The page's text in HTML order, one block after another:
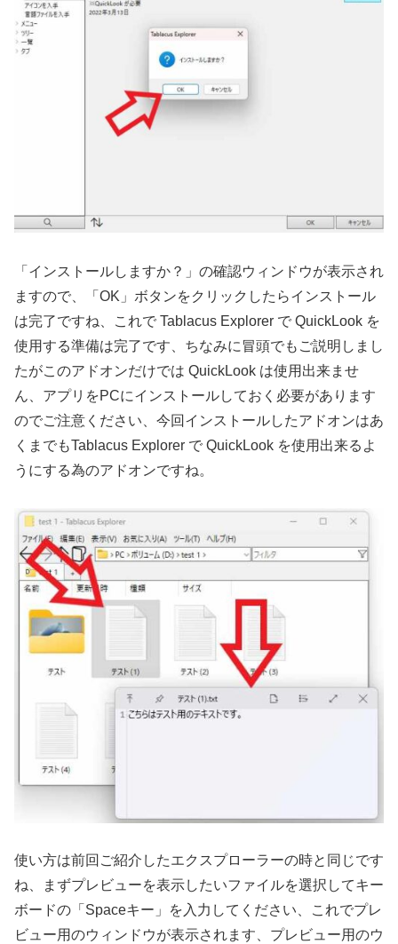
「インストールしますか？」の確認ウィンドウが表示され
ますので、「OK」ボタンをクリックしたらインストール
は完了ですね、これで Tablacus Explorer で QuickLook を
使用する準備は完了です、ちなみに冒頭でもご説明しまし
たがこのアドオンだけでは QuickLook は使用出来ませ
ん、アプリをPCにインストールしておく必要があります
のでご注意ください、今回インストールしたアドオンはあ
くまでもTablacus Explorer で QuickLook を使用出来るよ
うにする為のアドオンですね。
使い方は前回ご紹介したエクスプローラーの時と同じです
ね、まずプレビューを表示したいファイルを選択してキー
ボードの「Spaceキー」を入力してください、これでプレ
ビュー用のウィンドウが表示されます、プレビュー用のウ